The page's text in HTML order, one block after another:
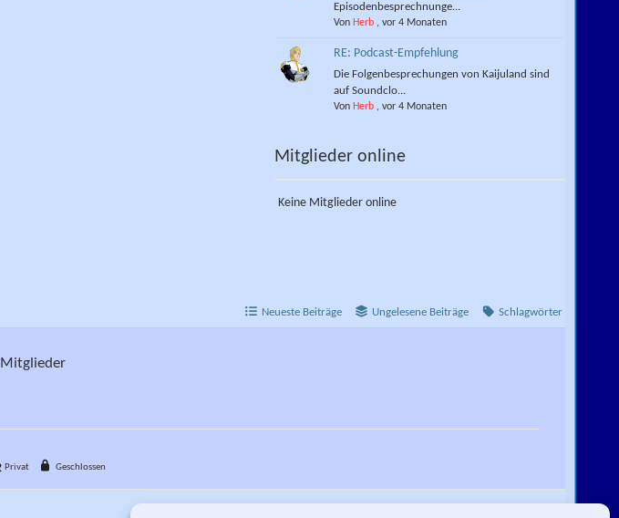
Episodenbesprechnunge...
Von Herb, vor 4 Monaten
RE: Podcast-Empfehlung
Die Folgenbesprechungen von Kaijuland sind
auf Soundclo...
Von Herb, vor 4 Monaten
Mitglieder online
Keine Mitglieder online
Neueste Beiträge Ungelesene Beiträge Schlagwörter
Mitglieder
Privat Geschlossen